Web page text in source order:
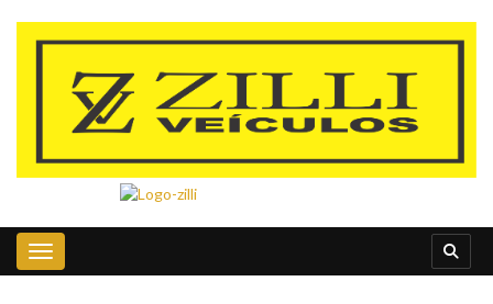
Toggle navigation